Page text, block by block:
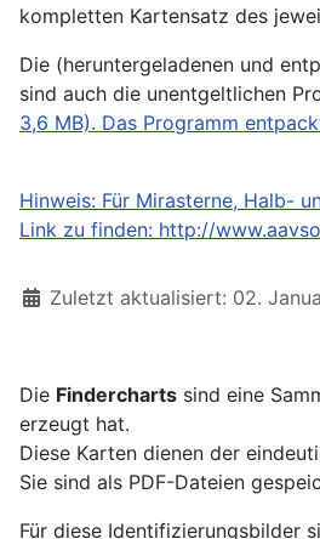
kompletten Kartensatz des
Die (heruntergeladenen und
sind auch die unentgeltlichen
3,6 MB). Das Programm
Hinweis: Für Mirasterne, Halb-
Link zu finden: http://
DetailsZuletzt aktualisiert: 02.
Die Findercharts sind eine
erzeugt hat.
Diese Karten dienen der
Sie sind als PDF-Dateien
Für diese Identifizierungsbilder